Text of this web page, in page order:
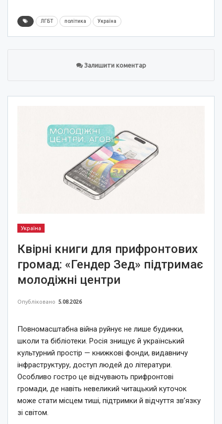
ЛГБТ політика Україна
Залишити коментар
Україна
Квірні книги для прифронтових
громад: «Гендер Зед» підтримає
молодіжні центри
Опубліковано 5.08.2026
Повномасштабна війна руйнує не лише будинки,
школи та бібліотеки. Росія знищує й український
культурний простір — книжкові фонди, видавничу
інфраструктуру, доступ людей до літератури.
Особливо гостро це відчувають прифронтові
громади, де навіть невеликий читацький куточок
може стати місцем тиші, підтримки й відчуття зв’язку
зі світом.